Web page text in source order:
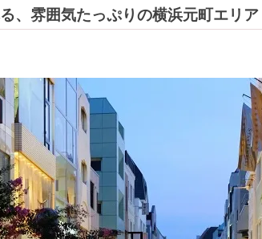
、雰囲気たっぷりの横浜元町エリア